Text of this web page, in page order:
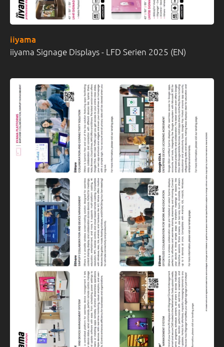
iiyama Signage Displays - LFD Serien 2025 (EN)
iiyama